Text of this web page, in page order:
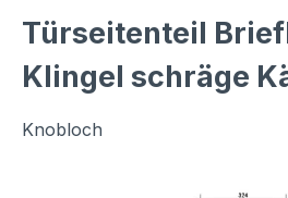
Türseitenteil
Klingel schräge
Knobloch